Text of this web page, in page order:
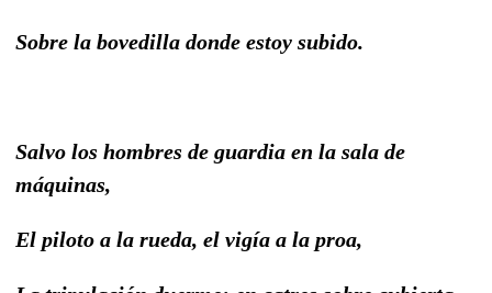
Sobre la bovedilla donde estoy subido.
Salvo los hombres de guardia en la sala de
máquinas,
El piloto a la rueda, el vigía a la proa,